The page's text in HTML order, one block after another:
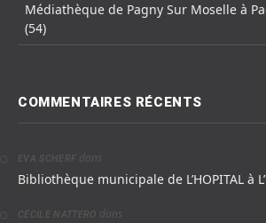
Médiathèque de Pagny Sur Moselle à
(54)
COMMENTAIRES RÉCENTS
EVA SCHERF dans
Bibliothèque municipale de L’HOPITAL à
CÉCILE NATTERO dans